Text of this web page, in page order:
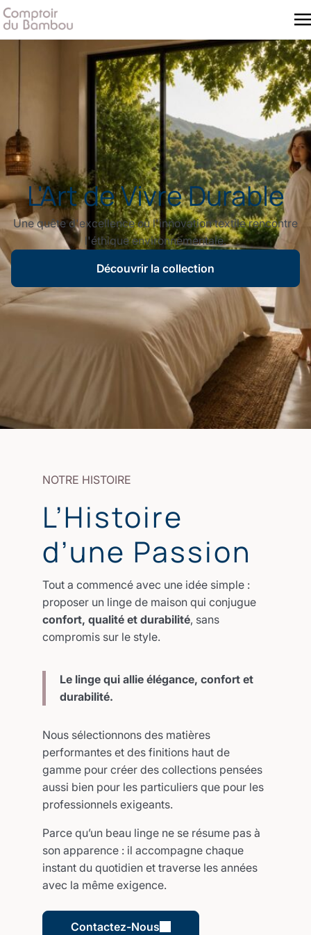
L'Art de Vivre Durable
Une quête d'excellence où l'innovation textile rencontre
l'éthique environnementale.
Découvrir la collection
NOTRE HISTOIRE
L’Histoire
d’une Passion
Tout a commencé avec une idée simple :
proposer un linge de maison qui conjugue
confort, qualité et durabilité, sans
compromis sur le style.
Le linge qui allie élégance, confort et
durabilité.
Nous sélectionnons des matières
performantes et des finitions haut de
gamme pour créer des collections pensées
aussi bien pour les particuliers que pour les
professionnels exigeants.
Parce qu’un beau linge ne se résume pas à
son apparence : il accompagne chaque
instant du quotidien et traverse les années
avec la même exigence.
Contactez-Nous